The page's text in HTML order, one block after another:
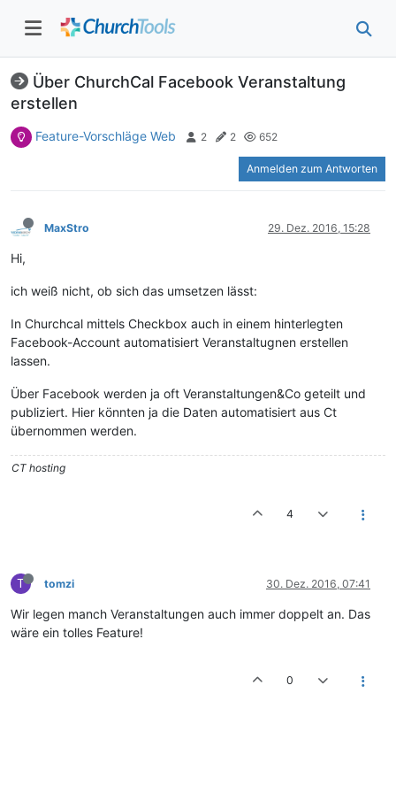
Über ChurchCal Facebook Veranstaltung
erstellen
Feature-Vorschläge Web 2 2 652
Anmelden zum Antworten
MaxStro 29. Dez. 2016, 15:28
Hi,
ich weiß nicht, ob sich das umsetzen lässt:
In Churchcal mittels Checkbox auch in einem hinterlegten
Facebook-Account automatisiert Veranstaltugnen erstellen
lassen.
Über Facebook werden ja oft Veranstaltungen&Co geteilt und
publiziert. Hier könnten ja die Daten automatisiert aus Ct
übernommen werden.
CT hosting
4
T tomzi 30. Dez. 2016, 07:41
Wir legen manch Veranstaltungen auch immer doppelt an. Das
wäre ein tolles Feature!
0